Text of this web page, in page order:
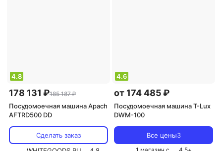
4.8
178 131 ₽185 187 ₽
Посудомоечная машина Apach
AFTRD500 DD
Сделать заказ
4.6
от 174 485 ₽
Посудомоечная машина T-Lux
DWM-100
Все цены3